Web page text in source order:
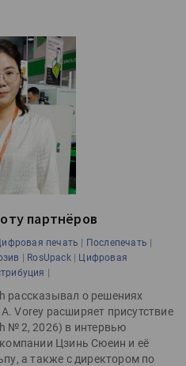
партнёров
печать | Послепечать |
| RosUpack| Цифровая
|
рассказывал о решениях
Vorey расширяет присутствие
№ 2, 2026) в интервью
Цзинь Сюеин и её
а также с директором по